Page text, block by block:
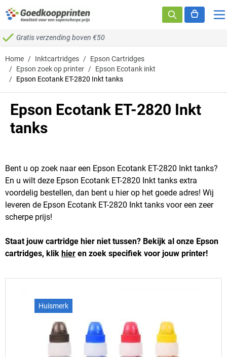
Ga naar de inhoud
Gratis verzending boven €50
Home / Inktcartridges / Epson Cartridges
/ Epson zoek op printer / Epson Ecotank inkt
/ Epson Ecotank ET-2820 Inkt tanks
Epson Ecotank ET-2820 Inkt
tanks
Bent u op zoek naar een Epson Ecotank ET-2820 Inkt tanks?
En u wilt deze Epson Ecotank ET-2820 Inkt tanks extra
voordelig bestellen, dan bent u hier op het goede adres! Wij
leveren de Epson Ecotank ET-2820 Inkt tanks voor een zeer
scherpe prijs!
Staat jouw cartridge hier niet tussen? Bekijk al onze Epson
cartridges, klik hier en zoek specifiek voor jouw printer!
Huismerk